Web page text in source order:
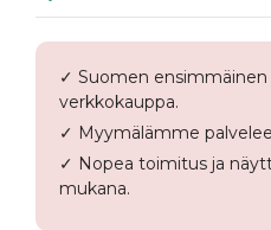
✓ Suomen
verkkokauppa.
✓ Myymälämme
✓ Nopea toimitus ja
mukana.